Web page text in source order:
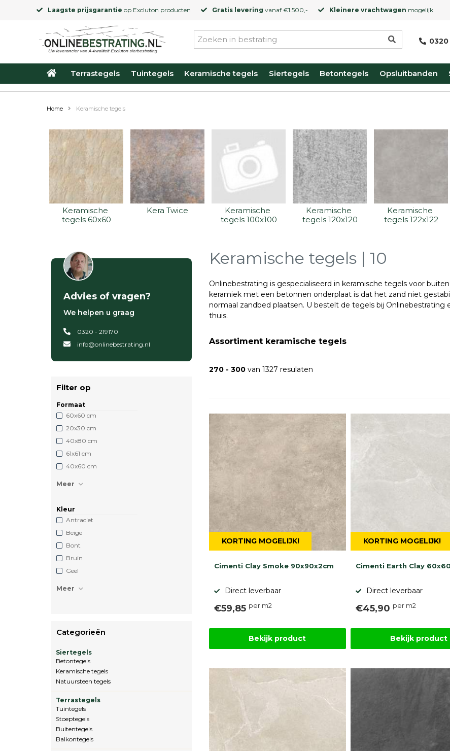
Laagste prijsgarantie op Excluton producten Gratis levering vanaf €1.500,- Kleinere vrachtwagen mogelijk
0320
Terrastegels Tuintegels Keramische tegels Siertegels Betontegels Opsluitbanden
Home Keramische tegels
Keramische
tegels 60x60
Kera Twice
Keramische
tegels 100x100
Keramische
tegels 120x120
Keramische
tegels 122x122
Advies of vragen?
We helpen u graag
0320 - 219170
info@onlinebestrating.nl
Filter op
Formaat
60x60 cm
20x30 cm
40x80 cm
61x61 cm
40x60 cm
Meer
Kleur
Antraciet
Beige
Bont
Bruin
Geel
Meer
Categorieën
Siertegels
Betontegels
Keramische tegels
Natuursteen tegels
Terrastegels
Tuintegels
Stoeptegels
Buitentegels
Balkontegels
Keramische tegels | 10
Onlinebestrating is gespecialiseerd in keramische tegels voor
keramiek met een betonnen onderplaat is dat het zand niet
normaal zandbed plaatsen. U bestelt de tegels bij Onlinebestrating
thuis.
Assortiment keramische tegels
270 - 300van 1327 resulaten
KORTING MOGELIJK!
Cimenti Clay Smoke 90x90x2cm
Direct leverbaar
€59,85 per m2
Bekijk product
KORTING MOGELIJK!
Cimenti Earth Clay
Direct leverbaar
€45,90 per m2
Bekijk product